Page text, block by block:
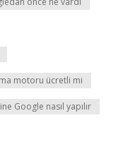
motoru ücretli mi
Google nasıl yapılır